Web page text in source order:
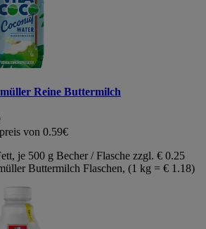
müller Reine Buttermilch
von 0.59€
je 500 g Becher / Flasche zzgl. € 0.25
Buttermilch Flaschen, (1 kg = € 1.18)